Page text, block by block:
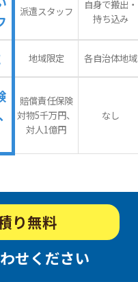
派遣スタッフ
自身で搬出・
持ち込み
地域限定 各自治体地域
賠償責任保険
対物5千万円、
対人1億円
なし
り無料
せください